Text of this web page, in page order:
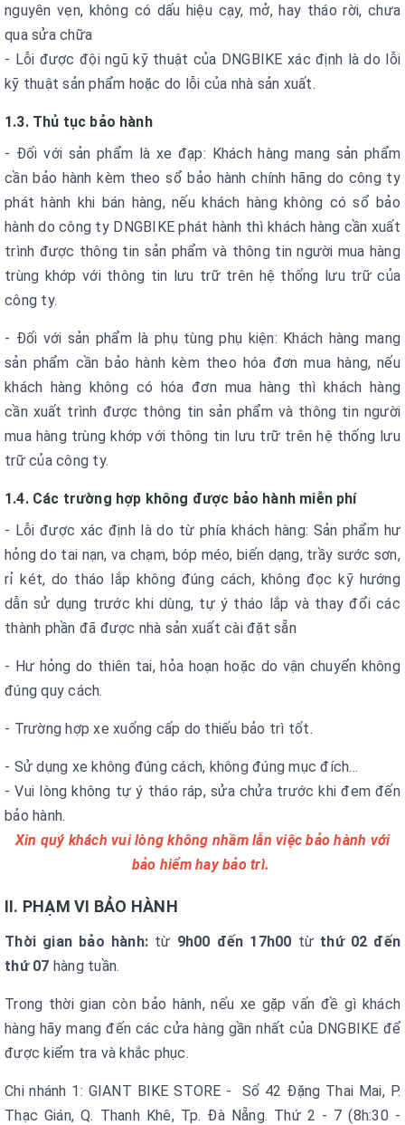
nguyên vẹn, không có dấu hiệu cạy, mở, hay tháo rời, chưa
qua sửa chữa
- Lỗi được đội ngũ kỹ thuật của DNGBIKE xác định là do lỗi
kỹ thuật sản phẩm hoặc do lỗi của nhà sản xuất.
1.3. Thủ tục bảo hành
- Đối với sản phẩm là xe đạp: Khách hàng mang sản phẩm
cần bảo hành kèm theo sổ bảo hành chính hãng do công ty
phát hành khi bán hàng, nếu khách hàng không có sổ bảo
hành do công ty DNGBIKE phát hành thì khách hàng cần xuất
trình được thông tin sản phẩm và thông tin người mua hàng
trùng khớp với thông tin lưu trữ trên hệ thống lưu trữ của
công ty.
- Đối với sản phẩm là phụ tùng phụ kiện: Khách hàng mang
sản phẩm cần bảo hành kèm theo hóa đơn mua hàng, nếu
khách hàng không có hóa đơn mua hàng thì khách hàng
cần xuất trình được thông tin sản phẩm và thông tin người
mua hàng trùng khớp với thông tin lưu trữ trên hệ thống lưu
trữ của công ty.
1.4. Các trường hợp không được bảo hành miễn phí
- Lỗi được xác định là do từ phía khách hàng: Sản phẩm hư
hỏng do tai nạn, va chạm, bóp méo, biến dạng, trầy sước sơn,
rỉ két, do tháo lắp không đúng cách, không đọc kỹ hướng
dẫn sử dụng trước khi dùng, tự ý tháo lắp và thay đổi các
thành phần đã được nhà sản xuất cài đặt sẵn
- Hư hỏng do thiên tai, hỏa hoạn hoặc do vận chuyển không
đúng quy cách.
- Trường hợp xe xuống cấp do thiếu bảo trì tốt.
- Sử dụng xe không đúng cách, không đúng mục đích...
- Vui lòng không tự ý tháo ráp, sửa chửa trước khi đem đến
bảo hành.
Xin quý khách vui lòng không nhầm lẫn việc bảo hành với
bảo hiểm hay bảo trì.
II. PHẠM VI BẢO HÀNH
Thời gian bảo hành: từ 9h00 đến 17h00 từ thứ 02 đến
thứ 07 hàng tuần.
Trong thời gian còn bảo hành, nếu xe gặp vấn đề gì khách
hàng hãy mang đến các cửa hàng gần nhất của DNGBIKE để
được kiểm tra và khắc phục.
Chi nhánh 1: GIANT BIKE STORE - Số 42 Đặng Thai Mai, P.
Thạc Gián, Q. Thanh Khê, Tp. Đà Nẵng. Thứ 2 - 7 (8h:30 -